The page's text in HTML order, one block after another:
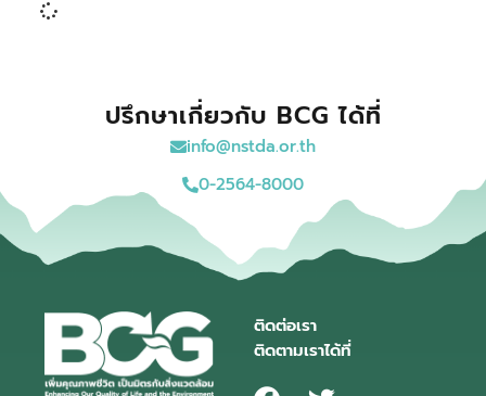
ปรึกษาเกี่ยวกับ BCG ได้ที่
info@nstda.or.th
0-2564-8000
ติดต่อเรา
ติดตามเราได้ที่